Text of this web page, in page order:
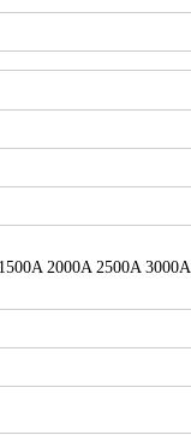
2000A 2500A 3000A